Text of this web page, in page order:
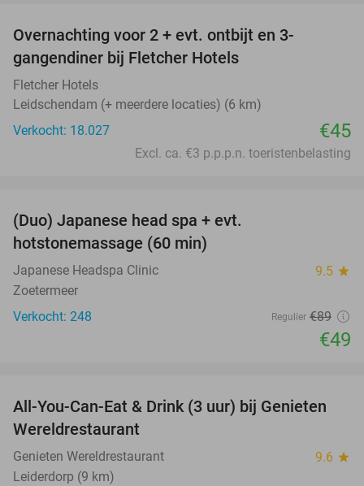
Overnachting voor 2 + evt. ontbijt en 3-
gangendiner bij Fletcher Hotels
Fletcher Hotels
Leidschendam (+ meerdere locaties) (6 km)
Verkocht: 18.027
€45
Excl. ca. €3 p.p.p.n. toeristenbelasting
(Duo) Japanese head spa + evt.
hotstonemassage (60 min)
Japanese Headspa Clinic 9.5 star
Zoetermeer
Verkocht: 248
Regulier €89
€49
19%
All-You-Can-Eat & Drink (3 uur) bij Genieten
Wereldrestaurant
Genieten Wereldrestaurant 9.6 star
Leiderdorp (9 km)